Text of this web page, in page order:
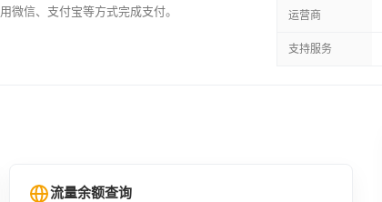
微信、支付宝等方式完成支付。
运营商
支持服务
流量余额查询